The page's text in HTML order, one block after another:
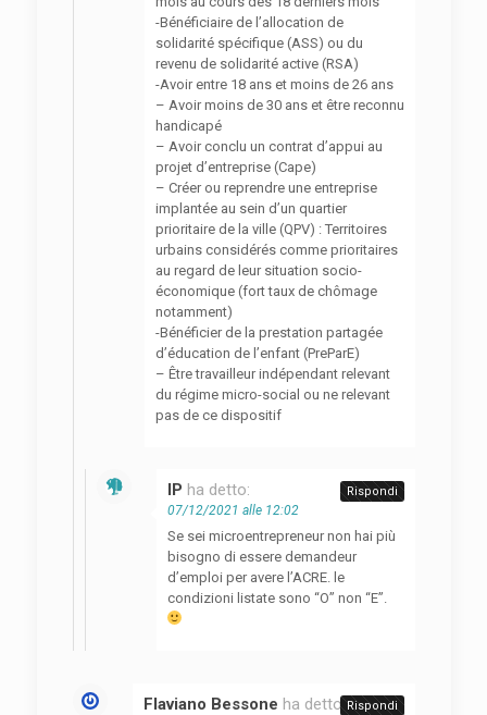
-Bénéficiaire de l’allocation de
solidarité spécifique (ASS) ou du
revenu de solidarité active (RSA)
-Avoir entre 18 ans et moins de 26 ans
– Avoir moins de 30 ans et être reconnu
handicapé
– Avoir conclu un contrat d’appui au
projet d’entreprise (Cape)
– Créer ou reprendre une entreprise
implantée au sein d’un quartier
prioritaire de la ville (QPV) : Territoires
urbains considérés comme prioritaires
au regard de leur situation socio-
économique (fort taux de chômage
notamment)
-Bénéficier de la prestation partagée
d’éducation de l’enfant (PreParE)
– Être travailleur indépendant relevant
du régime micro-social ou ne relevant
pas de ce dispositif
IP ha detto:
07/12/2021 alle 12:02
Se sei microentrepreneur non hai più
bisogno di essere demandeur
d’emploi per avere l’ACRE. le
condizioni listate sono “O” non “E”.
Rispondi
Flaviano Bessone ha detto: Rispondi